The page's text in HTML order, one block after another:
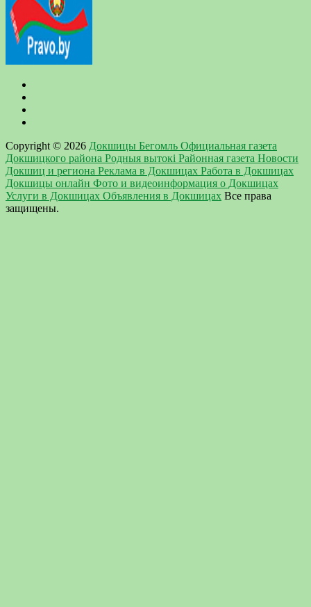
Copyright © 2026 Докшицы Бегомль Официальная газета
Докшицкого района Родныя вытокi Районная газета Новости
Докшиц и региона Реклама в Докшицах Работа в Докшицах
Докшицы онлайн Фото и видеоинформация о Докшицах
Услуги в Докшицах Объявления в Докшицах Все права
защищены.